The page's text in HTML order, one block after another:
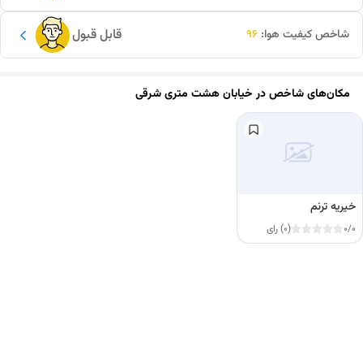
قابل قبول شاخص کیفیت هوا: 96
مکان‌های شاخص درخیابان هشت متری شرقی
خیریه ترنم
0/0 (0) رای